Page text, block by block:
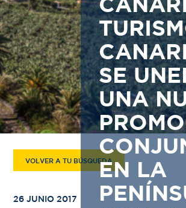
SE
UNA
EN LA
VOLVER A TU BÚSQUEDA
26 JUNIO 2017